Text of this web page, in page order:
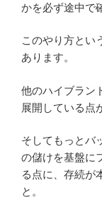
かを必ず途中で
このやり方とい
あります。
他のハイブラン
展開している点
そしてもっとバ
の儲けを基盤に
る点に、存続が
と。